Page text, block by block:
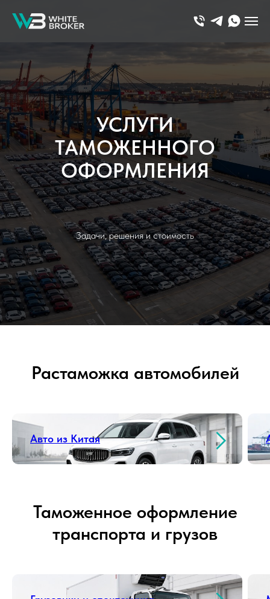
УСЛУГИ
ТАМОЖЕННОГО
ОФОРМЛЕНИЯ
Задачи, решения и стоимость
Растаможка автомобилей
Авто из Китая
Таможенное оформление
транспорта и грузов